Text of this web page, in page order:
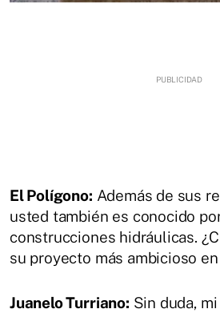
El Polígono: Además de sus
usted también es conocido
construcciones hidráulicas.
su proyecto más ambicioso
Juanelo Turriano: Sin duda,